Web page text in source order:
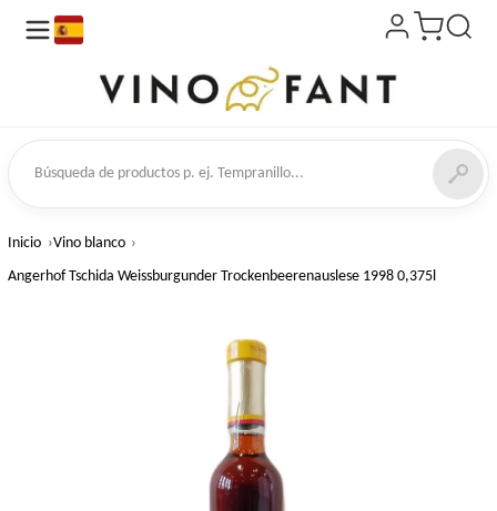
productos
Inicio
Vino blanco
Angerhof Tschida Weissburgunder Trockenbeerenauslese 1998 0,375l